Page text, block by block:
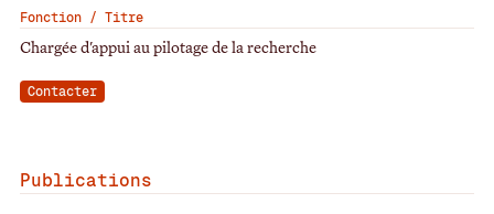
Fonction / Titre
Chargée d'appui au pilotage de la recherche
Contacter
Publications